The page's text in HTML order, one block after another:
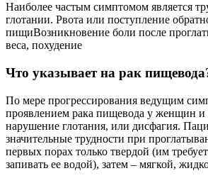
Наиболее частым симптомом является
глотании. Рвота или поступление
пищиВозникновение боли после
веса, похудение
Что указывает на рак
По мере прогрессирования ведущим
проявлением рака пищевода у женщин и
нарушение глотания, или дисфагия.
значительные трудности при
первых порах только твердой (им
запивать ее водой), затем – мягкой,